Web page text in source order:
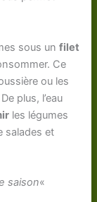
sous unfilet
Ce
ou les
plus, l’eau
les légumes
salades et
saison«